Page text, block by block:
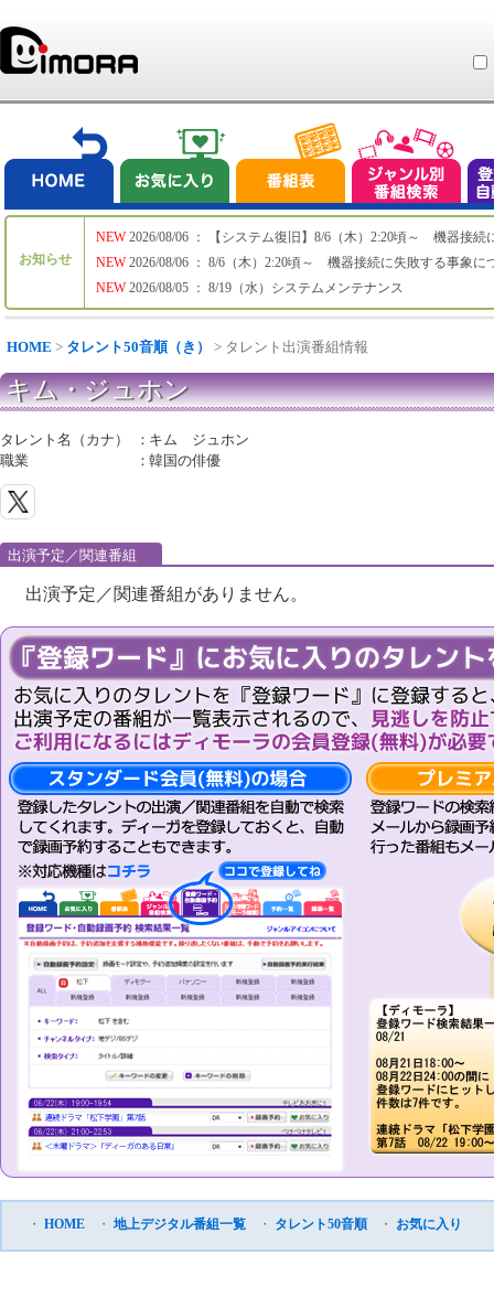
お知らせ
NEW
NEW
NEW
2026/08/06 ： 【システム復旧】8/6（木）2:20頃～ 機器接続
2026/08/06 ： 8/6（木）2:20頃～ 機器接続に失敗する事象に
2026/08/05 ： 8/19（水）システムメンテナンス
HOME > タレント50音順（き） > タレント出演番組情報
キム・ジュホン
タレント名（カナ） ： キム ジュホン
職業
：韓国の俳優
出演予定／関連番組
出演予定／関連番組がありません。
・ HOME ・ 地上デジタル番組一覧 ・ タレント50音順 ・ お気に入り